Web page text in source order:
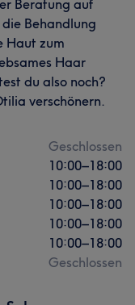
Beratung auf
Behandlung
Haut zum
Haar
du also noch?
verschönern.
Geschlossen
10:00–18:00
10:00–18:00
10:00–18:00
10:00–18:00
10:00–18:00
Geschlossen